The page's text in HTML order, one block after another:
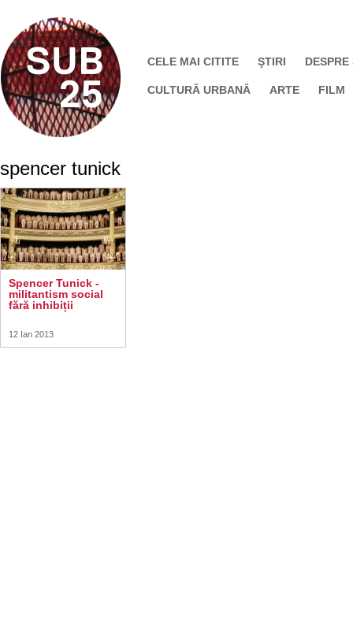
CELE MAI CITITE ŞTIRI DESPRE
CULTURĂ URBANĂ ARTE FILM
spencer tunick
Spencer Tunick -
militantism social
fără inhibiții
12 Ian 2013